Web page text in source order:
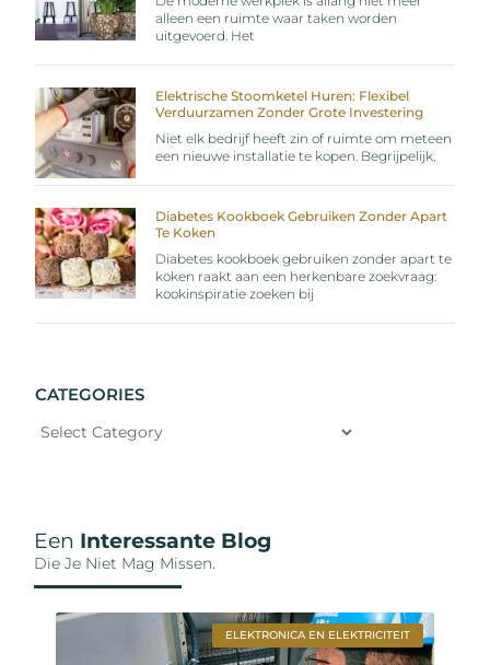
alleen een ruimte waar taken worden
uitgevoerd. Het
Elektrische Stoomketel Huren: Flexibel
Verduurzamen Zonder Grote Investering
Niet elk bedrijf heeft zin of ruimte om meteen
een nieuwe installatie te kopen. Begrijpelijk,
Diabetes Kookboek Gebruiken Zonder Apart
Te Koken
Diabetes kookboek gebruiken zonder apart te
koken raakt aan een herkenbare zoekvraag:
kookinspiratie zoeken bij
CATEGORIES
Een Interessante Blog
Die Je Niet Mag Missen.
ELEKTRONICA EN ELEKTRICITEIT